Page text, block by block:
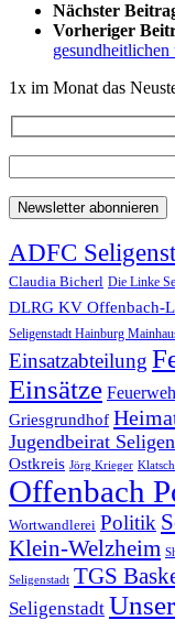
Nächster
Vorheriger
1x im Monat das
ADFC
Claudia Bicherl Die Linke
DLRG KV Offenbach-
Seligenstadt Hainburg
Einsatzabteilung
Einsätze
Griesgrundhof
Jugendbeirat
Ostkreis Jörg Krieger
Offenbach
Wortwandlerei Politik
Klein-Welzheim
Seligenstadt TGS
Seligenstadt